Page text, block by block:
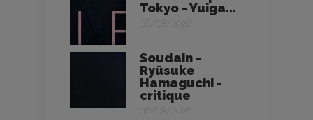
Tokyo - Yuiga...
06/08/2026
Soudain -
Ryūsuke
Hamaguchi -
critique
06/08/2026